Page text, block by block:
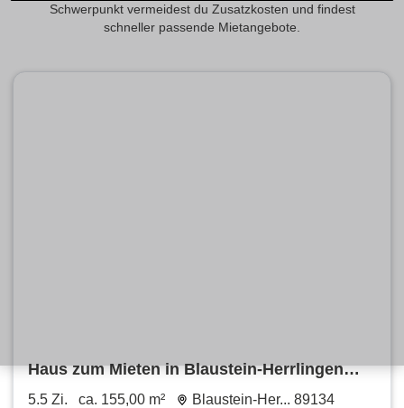
Schwerpunkt vermeidest du Zusatzkosten und findest
schneller passende Mietangebote.
Haus zum Mieten in Blaustein-Herrlingen
1.550 € 155 m²
5.5 Zi. ca. 155,00 m² Blaustein-Her... 89134